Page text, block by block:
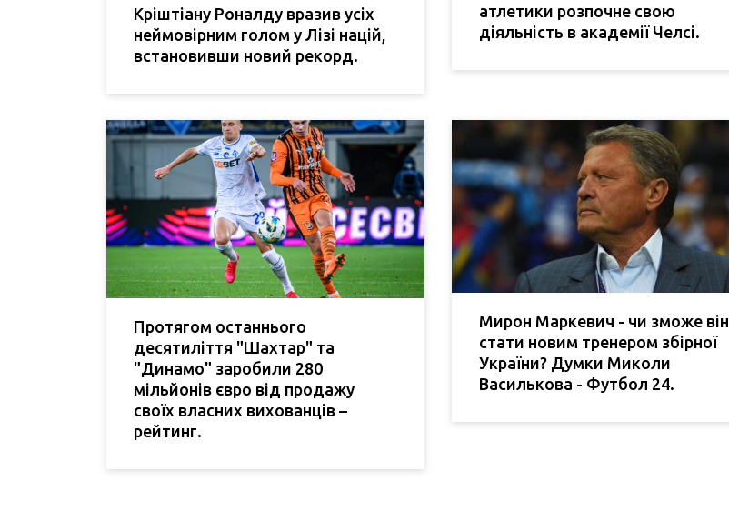
Кріштіану Роналду вразив усіх
неймовірним голом у Лізі націй,
встановивши новий рекорд.
атлетики розпочне свою
діяльність в академії Челсі.
Протягом останнього
десятиліття "Шахтар" та
"Динамо" заробили 280
мільйонів євро від продажу
своїх власних вихованців –
рейтинг.
Мирон Маркевич - чи зможе він
стати новим тренером збірної
України? Думки Миколи
Василькова - Футбол 24.